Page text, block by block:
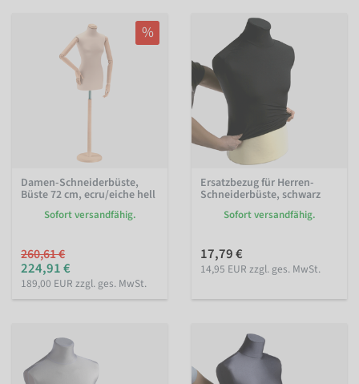
%
Damen-Schneiderbüste,
Büste 72 cm, ecru/eiche hell
Sofort versandfähig.
260,61 €
224,91 €
189,00 EUR zzgl. ges. MwSt.
Ersatzbezug für Herren-
Schneiderbüste, schwarz
Sofort versandfähig.
17,79 €
14,95 EUR zzgl. ges. MwSt.